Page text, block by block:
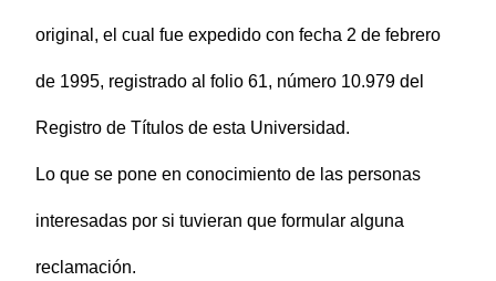
original, el cual fue expedido con fecha 2 de febrero
de 1995, registrado al folio 61, número 10.979 del
Registro de Títulos de esta Universidad.
Lo que se pone en conocimiento de las personas
interesadas por si tuvieran que formular alguna
reclamación.